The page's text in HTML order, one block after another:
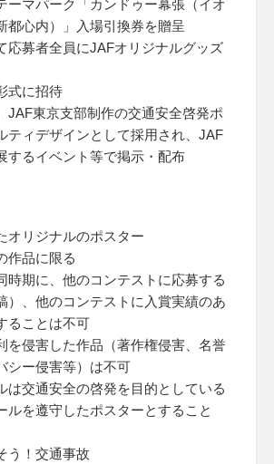
ーマパーク「カンドゥー幕張（イオ
都心内）」入場引換券を贈呈
応募者全員にJAFオリジナルグッズ
式に招待
JAF東京支部制作の交通安全啓発ポ
ティデザインとして採用され、JAF
するイベント等で掲示・配布
オリジナルのポスター
作品に限る
時期に、他のコンテストに応募する
）、他のコンテストに入賞実績のあ
ることは不可
を侵害した作品（著作権侵害、名誉
シー侵害等）は不可
は交通安全の啓発を目的としている
ルを遵守したポスターとすること
う！交通事故